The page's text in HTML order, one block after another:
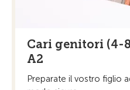
Cari genitori (4-
A2
Preparate il vostro figlio